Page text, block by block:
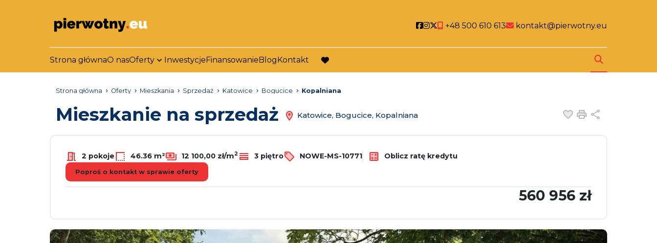
Social link
Social link
Social link
+48 500 610 613 kontakt@pierwotny.eu
Strona głównaO nasOferty InwestycjeFinansowanieBlogKontakt
favorite
Strona główna Oferty Mieszkania Sprzedaż Katowice Bogucice Kopalniana
Mieszkanie na sprzedaż Katowice, Bogucice, Kopalniana Dodaj do
Drukuj
2 pokoje 46.36 m² 12 100,00 zł/m2 3 piętro NOWE-MS-10771 Oblicz ratę kredytu
Poproś o kontakt w sprawie oferty
560 956 zł